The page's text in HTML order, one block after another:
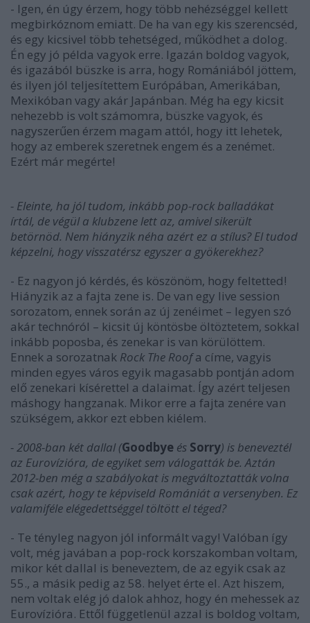
- Igen, én úgy érzem, hogy több nehézséggel kellett
megbirkóznom emiatt. De ha van egy kis szerencséd,
és egy kicsivel több tehetséged, működhet a dolog.
Én egy jó példa vagyok erre. Igazán boldog vagyok,
és igazából büszke is arra, hogy Romániából jöttem,
és ilyen jól teljesítettem Európában, Amerikában,
Mexikóban vagy akár Japánban. Még ha egy kicsit
nehezebb is volt számomra, büszke vagyok, és
nagyszerűen érzem magam attól, hogy itt lehetek,
hogy az emberek szeretnek engem és a zenémet.
Ezért már megérte!
- Eleinte, ha jól tudom, inkább pop-rock balladákat
írtál, de végül a klubzene lett az, amivel sikerült
betörnöd. Nem hiányzik néha azért ez a stílus? El tudod
képzelni, hogy visszatérsz egyszer a gyökerekhez?
- Ez nagyon jó kérdés, és köszönöm, hogy feltetted!
Hiányzik az a fajta zene is. De van egy live session
sorozatom, ennek során az új zenéimet – legyen szó
akár technóról – kicsit új köntösbe öltöztetem, sokkal
inkább poposba, és zenekar is van körülöttem.
Ennek a sorozatnak Rock The Roofa címe, vagyis
minden egyes város egyik magasabb pontján adom
elő zenekari kísérettel a dalaimat. Így azért teljesen
máshogy hangzanak. Mikor erre a fajta zenére van
szükségem, akkor ezt ebben kiélem.
- 2008-ban két dallal (Goodbye és Sorry) is beneveztél
az Eurovízióra, de egyiket sem válogatták be. Aztán
2012-ben még a szabályokat is megváltoztatták volna
csak azért, hogy te képviseld Romániát a versenyben. Ez
valamiféle elégedettséggel töltött el téged?
- Te tényleg nagyon jól informált vagy! Valóban így
volt, még javában a pop-rock korszakomban voltam,
mikor két dallal is beneveztem, de az egyik csak az
55., a másik pedig az 58. helyet érte el. Azt hiszem,
nem voltak elég jó dalok ahhoz, hogy én mehessek az
Eurovízióra. Ettől függetlenül azzal is boldog voltam,